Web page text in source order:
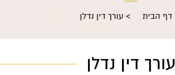
דף הבית > עורך דין נדלן
עורך דין נדלן